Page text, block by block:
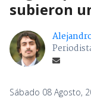
subieron
Sábado 08 Agosto,